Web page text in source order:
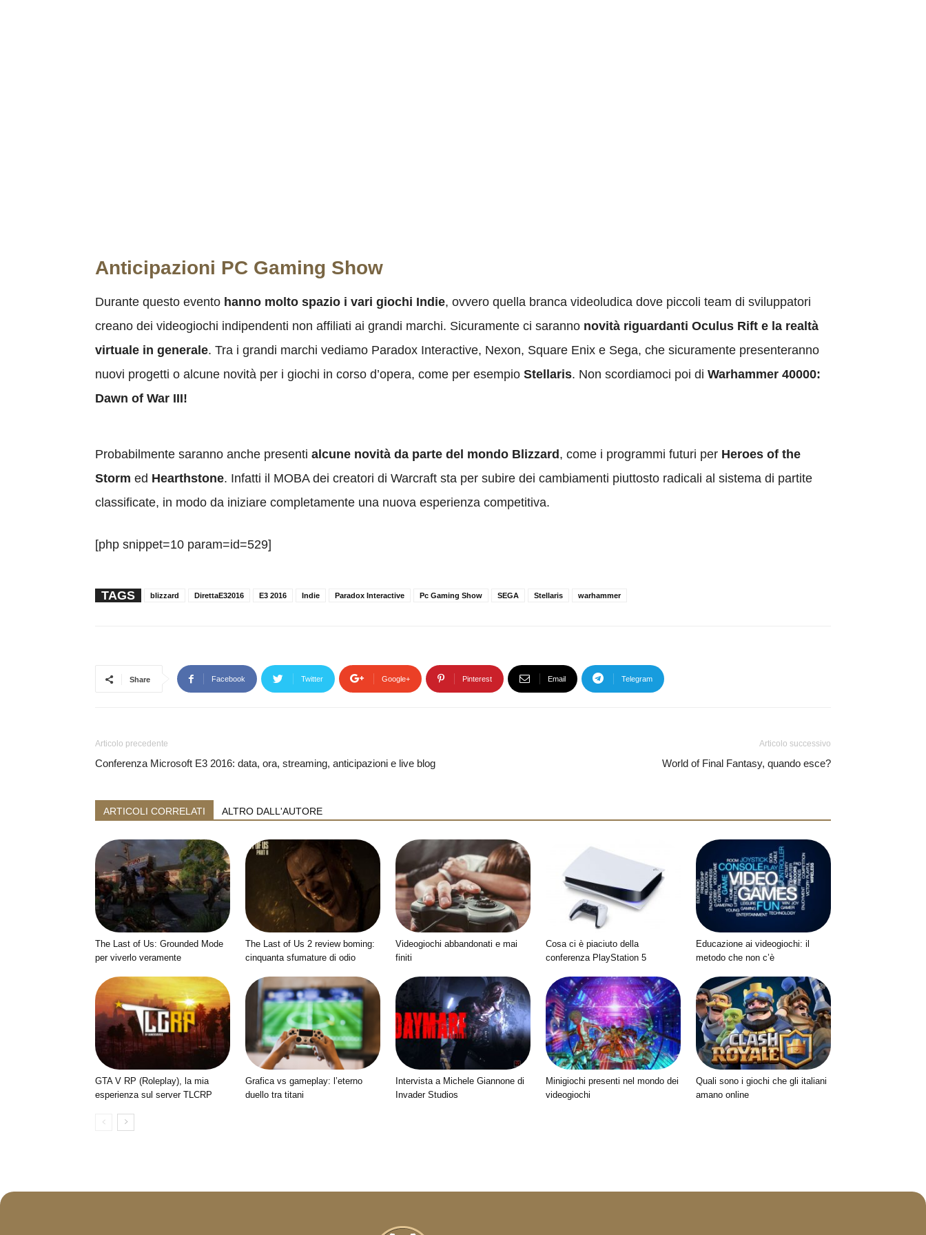
Anticipazioni PC Gaming Show
Durante questo evento hanno molto spazio i vari giochi Indie, ovvero quella branca videoludica dove piccoli team di sviluppatori
creano dei videogiochi indipendenti non affiliati ai grandi marchi. Sicuramente ci saranno novità riguardanti Oculus Rift e la realtà
virtuale in generale. Tra i grandi marchi vediamo Paradox Interactive, Nexon, Square Enix e Sega, che sicuramente presenteranno
nuovi progetti o alcune novità per i giochi in corso d’opera, come per esempio Stellaris. Non scordiamoci poi di Warhammer 40000:
Dawn of War III!
Probabilmente saranno anche presenti alcune novità da parte del mondo Blizzard , come i programmi futuri per Heroes of the
Storm ed Hearthstone. Infatti il MOBA dei creatori di Warcraft sta per subire dei cambiamenti piuttosto radicali al sistema di partite
classificate, in modo da iniziare completamente una nuova esperienza competitiva.
[php snippet=10 param=id=529]
TAGS blizzard DirettaE32016 E3 2016 Indie Paradox Interactive Pc Gaming Show SEGA Stellaris warhammer
Share Facebook Twitter Google+ Pinterest Email Telegram
Articolo precedente
Conferenza Microsoft E3 2016: data, ora, streaming, anticipazioni e live blog
Articolo successivo
World of Final Fantasy, quando esce?
ARTICOLI CORRELATI ALTRO DALL'AUTORE
The Last of Us: Grounded Mode
per viverlo veramente
The Last of Us 2 review boming:
cinquanta sfumature di odio
Videogiochi abbandonati e mai
finiti
Cosa ci è piaciuto della
conferenza PlayStation 5
Educazione ai videogiochi: il
metodo che non c’è
GTA V RP (Roleplay), la mia
esperienza sul server TLCRP
Grafica vs gameplay: l’eterno
duello tra titani
Intervista a Michele Giannone di
Invader Studios
Minigiochi presenti nel mondo dei
videogiochi
Quali sono i giochi che gli italiani
amano online